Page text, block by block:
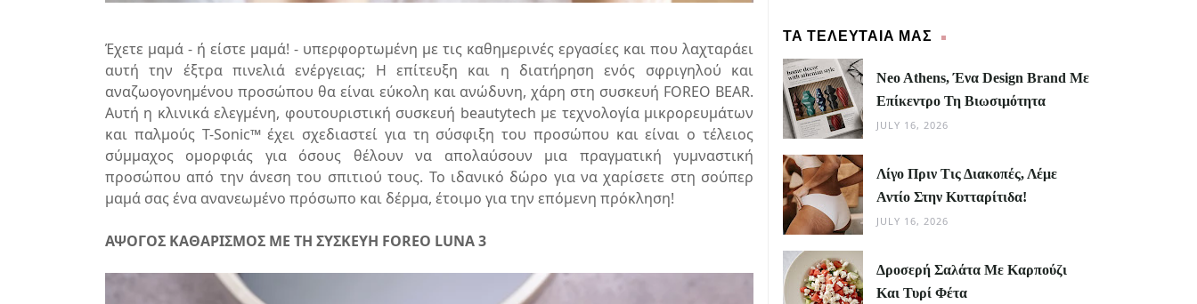
Έχετε μαμά - ή είστε μαμά! - υπερφορτωμένη με τις καθημερινές εργασίες και που λαχταράει
αυτή την έξτρα πινελιά ενέργειας; Η επίτευξη και η διατήρηση ενός σφριγηλού και
αναζωογονημένου προσώπου θα είναι εύκολη και ανώδυνη, χάρη στη συσκευή FOREO BEAR.
Αυτή η κλινικά ελεγμένη, φουτουριστική συσκευή beautytech με τεχνολογία μικρορευμάτων
και παλμούς T-Sonic™ έχει σχεδιαστεί για τη σύσφιξη του προσώπου και είναι ο τέλειος
σύμμαχος ομορφιάς για όσους θέλουν να απολαύσουν μια πραγματική γυμναστική
προσώπου από την άνεση του σπιτιού τους. Το ιδανικό δώρο για να χαρίσετε στη σούπερ
μαμά σας ένα ανανεωμένο πρόσωπο και δέρμα, έτοιμο για την επόμενη πρόκληση!
ΑΨΟΓΟΣ ΚΑΘΑΡΙΣΜΟΣ ΜΕ ΤΗ ΣΥΣΚΕΥΗ FOREO LUNA 3
Greece
ΤΑ ΤΕΛΕΥΤΑΙΑ ΜΑΣ
Neo Athens, Ένα Design Brand Με
Επίκεντρο Τη Βιωσιμότητα
JULY 16, 2026
Λίγο Πριν Τις Διακοπές, Λέμε
Αντίο Στην Κυτταρίτιδα!
JULY 16, 2026
Δροσερή Σαλάτα Με Καρπούζι
Και Τυρί Φέτα